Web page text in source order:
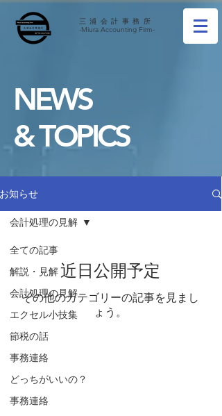
三浦会計事務所
-Miura Accounting Firm-
NEWS
& TOPICS
お知らせ
全ての記事
解説・見解
会計処理の見解
エクセル小技集
節税の話
事務連絡
どっちがいいの？
事務連絡
会計処理の見解
近日公開予定
その他のカテゴリーの記事を見まし
ょう。